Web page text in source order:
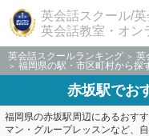
英会話スクール/
英会話教室・オン
英会話スクールランキング
英
福岡県の駅・市区町村から探
赤坂駅でお
福岡県の赤坂駅周辺にあるおす
マン・グループレッスンなど、